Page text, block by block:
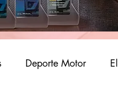
Deporte Motor